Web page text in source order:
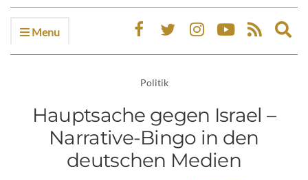
Menu
Politik
Hauptsache gegen Israel –
Narrative-Bingo in den
deutschen Medien